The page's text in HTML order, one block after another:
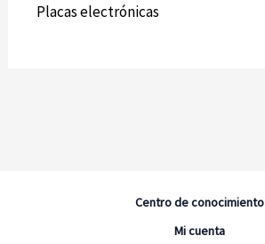
Placas electrónicas
Centro de conocimiento
Mi cuenta